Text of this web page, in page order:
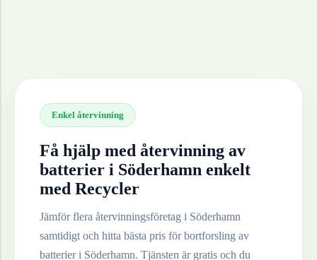
Enkel återvinning
Få hjälp med återvinning av
batterier i Söderhamn enkelt
med Recycler
Jämför flera återvinningsföretag i Söderhamn
samtidigt och hitta bästa pris för bortforsling av
batterieri Söderhamn. Tjänsten är gratis och du